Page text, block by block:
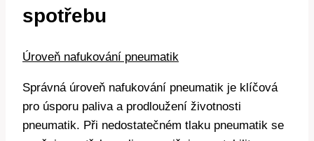
spotřebu
Úroveň nafukování pneumatik
Správná úroveň nafukování pneumatik je klíčová
pro úsporu paliva a prodloužení životnosti
pneumatik. Při nedostatečném tlaku pneumatik se